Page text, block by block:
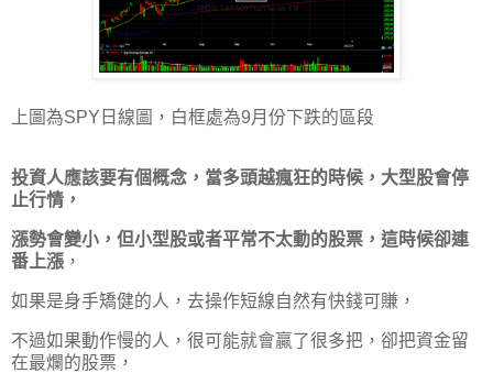
上圖為SPY日線圖，白框處為9月份下跌的區段
投資人應該要有個概念，當多頭越瘋狂的時候，大型股會停
止行情，
漲勢會變小，但小型股或者平常不太動的股票，這時候卻連
番上漲 ，
如果是身手矯健的人，去操作短線自然有快錢可賺，
不過如果動作慢的人，很可能就會贏了很多把，卻把資金留
在最爛的股票，